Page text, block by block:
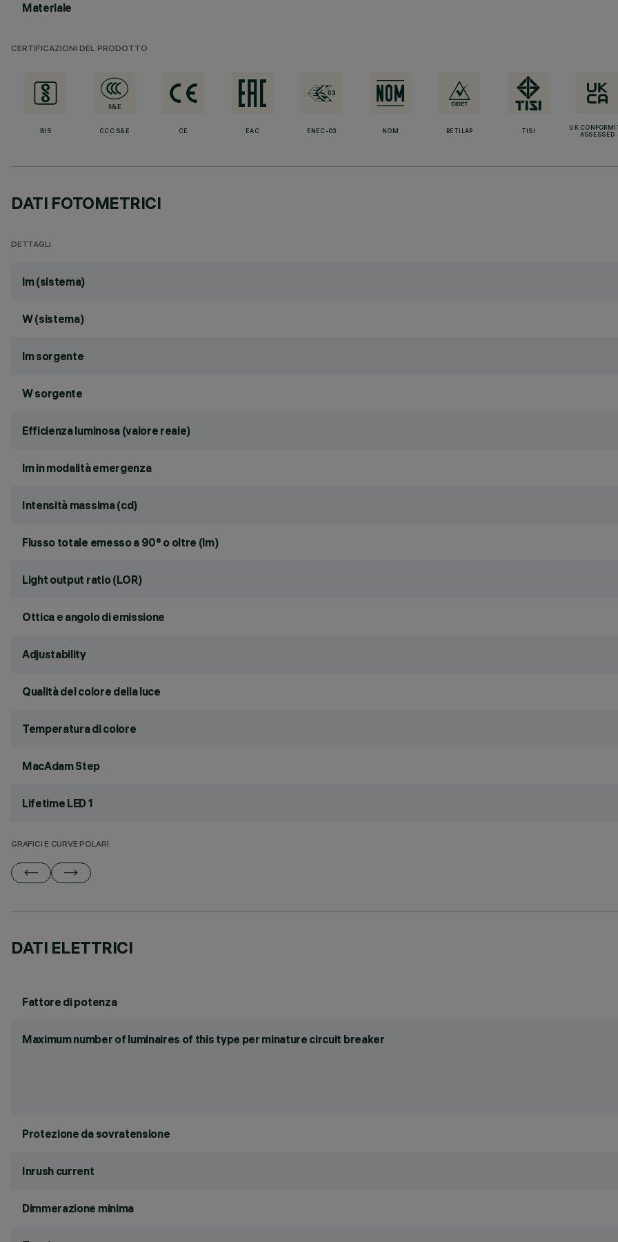
Materiale
CERTIFICAZIONI DEL PRODOTTO
BIS CCC S&E CE EAC ENEC-03 NOM RETILAP TISI
UK
ASSESSED
DATI FOTOMETRICI
DETTAGLI
lm (sistema)
W (sistema)
lm sorgente
W sorgente
Efficienza luminosa (valore reale)
lm in modalità emergenza
Intensità massima (cd)
Flusso totale emesso a 90° o oltre (lm)
Light output ratio (LOR)
Ottica e angolo di emissione
Adjustability
Qualità del colore della luce
Temperatura di colore
MacAdam Step
Lifetime LED 1
GRAFICI E CURVE POLARI
DATI ELETTRICI
Fattore di potenza
Maximum number of luminaires of this type per minature circuit breaker
Protezione da sovratensione
Inrush current
Dimmerazione minima